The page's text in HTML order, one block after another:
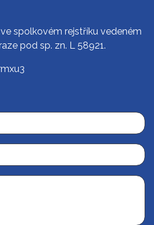
spolkovém rejstříku vedeném
pod sp. zn. L 58921.